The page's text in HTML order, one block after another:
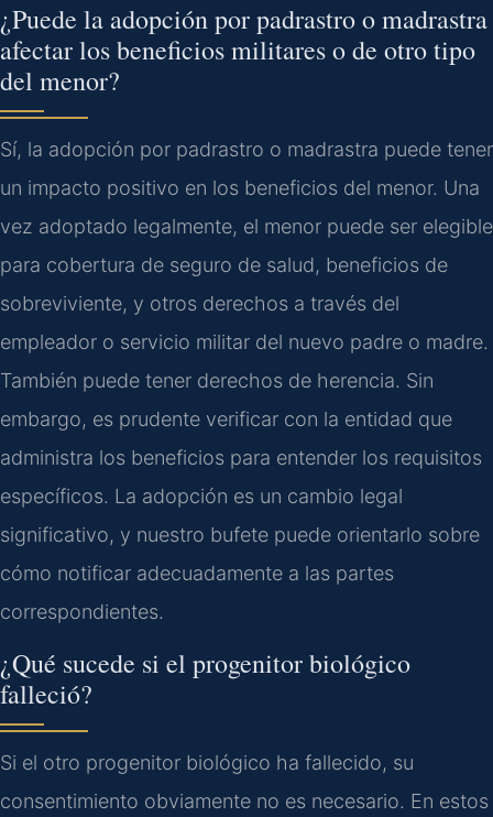
¿Puede la adopción por padrastro o madrastra
afectar los beneficios militares o de otro tipo
del menor?
Sí, la adopción por padrastro o madrastra puede tener
un impacto positivo en los beneficios del menor. Una
vez adoptado legalmente, el menor puede ser elegible
para cobertura de seguro de salud, beneficios de
sobreviviente, y otros derechos a través del
empleador o servicio militar del nuevo padre o madre.
También puede tener derechos de herencia. Sin
embargo, es prudente verificar con la entidad que
administra los beneficios para entender los requisitos
específicos. La adopción es un cambio legal
significativo, y nuestro bufete puede orientarlo sobre
cómo notificar adecuadamente a las partes
correspondientes.
¿Qué sucede si el progenitor biológico
falleció?
Si el otro progenitor biológico ha fallecido, su
consentimiento obviamente no es necesario. En estos